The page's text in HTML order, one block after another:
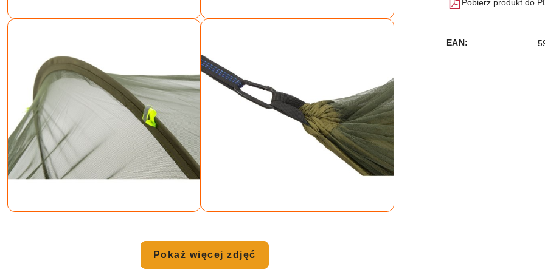
Pokaż więcej zdjęć
Pobierz produkt do
EAN: